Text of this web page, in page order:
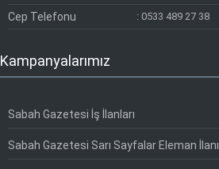
Cep Telefonu : 0533 489 27 38
Kampanyalarımız
Sabah Gazetesi İş İlanları
Sabah Gazetesi Sarı Sayfalar Eleman İlanı